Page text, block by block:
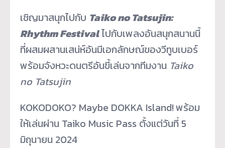
เชิญมาสนุกไปกับ Taiko no Tatsujin:
Rhythm Festivalไปกับเพลงอันสนุกสนานนี้
ที่ผสมผสานเสน่ห์อันมีเอกลักษณ์ของวีทูบเบอร์
พร้อมจังหวะดนตรีอันขี้เล่นจากทีมงาน Taiko
no Tatsujin
KOKODOKO? Maybe DOKKA Island!พร้อม
ให้เล่นผ่าน Taiko Music Pass ตั้งแต่วันที่ 5
มิถุนายน 2024